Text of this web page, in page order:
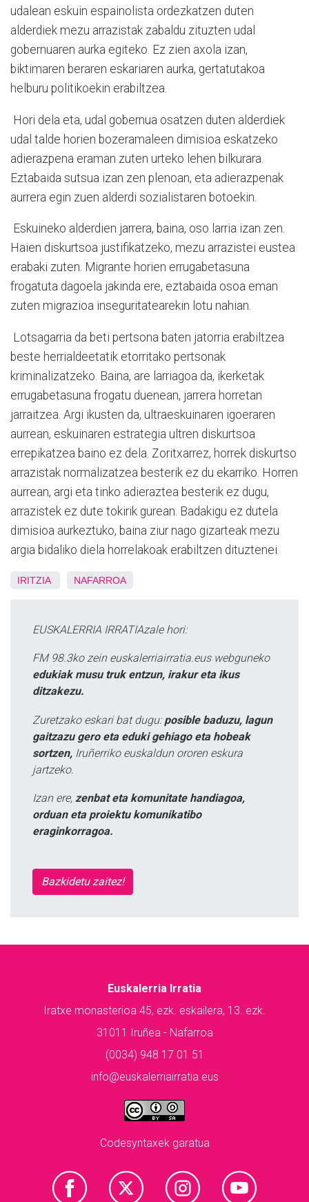
udalean eskuin espainolista ordezkatzen duten
alderdiek mezu arrazistak zabaldu zituzten udal
gobernuaren aurka egiteko. Ez zien axola izan,
biktimaren beraren eskariaren aurka, gertatutakoa
helburu politikoekin erabiltzea.
Hori dela eta, udal gobernua osatzen duten alderdiek
udal talde horien bozeramaleen dimisioa eskatzeko
adierazpena eraman zuten urteko lehen bilkurara.
Eztabaida sutsua izan zen plenoan, eta adierazpenak
aurrera egin zuen alderdi sozialistaren botoekin.
Eskuineko alderdien jarrera, baina, oso larria izan zen.
Haien diskurtsoa justifikatzeko, mezu arrazistei eustea
erabaki zuten. Migrante horien errugabetasuna
frogatuta dagoela jakinda ere, eztabaida osoa eman
zuten migrazioa inseguritatearekin lotu nahian.
Lotsagarria da beti pertsona baten jatorria erabiltzea
beste herrialdeetatik etorritako pertsonak
kriminalizatzeko. Baina, are larriagoa da, ikerketak
errugabetasuna frogatu duenean, jarrera horretan
jarraitzea. Argi ikusten da, ultraeskuinaren igoeraren
aurrean, eskuinaren estrategia ultren diskurtsoa
errepikatzea baino ez dela. Zoritxarrez, horrek diskurtso
arrazistak normalizatzea besterik ez du ekarriko. Horren
aurrean, argi eta tinko adieraztea besterik ez dugu,
arrazistek ez dute tokirik gurean. Badakigu ez dutela
dimisioa aurkeztuko, baina ziur nago gizarteak mezu
argia bidaliko diela horrelakoak erabiltzen dituztenei.
IRITZIA NAFARROA
EUSKALERRIA IRRATIAzale hori:
FM 98.3ko zein euskalerriairratia.eus webguneko
edukiak musu truk entzun, irakur eta ikus
ditzakezu.
Zuretzako eskari bat dugu: posible baduzu, lagun
gaitzazu gero eta eduki gehiago eta hobeak
sortzen, Iruñerriko euskaldun ororen eskura
jartzeko.
Izan ere, zenbat eta komunitate handiagoa,
orduan eta proiektu komunikatibo
eraginkorragoa.
Bazkidetu zaitez!
Euskalerria Irratia
Iratxe monasterioa 45, ezk. eskailera, 13. ezk.
31011 Iruñea - Nafarroa
(0034) 948 17 01 51
info@euskalerriairratia.eus
Codesyntaxek garatua